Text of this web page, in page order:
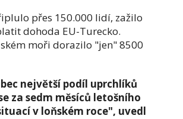
přes 150.000 lidí, zažilo
dohoda EU-Turecko.
moři dorazilo "jen" 8500
největší podíl uprchlíků
za sedm měsíců letošního
v loňském roce", uvedl